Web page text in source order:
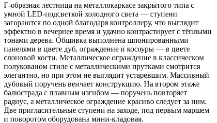
Г-образная лестница на металлокаркасе закрытого типа с
умной LED-подсветкой холодного света — ступени
загораются по одной благодаря контроллеру, что выглядит
эффектно в вечернее время и удачно контрастирует с тёплыми
тонами дерева. Обшивка выполнена шпонированными
панелями в цвете дуб, ограждение и косоуры — в цвете
слоновой кости. Металлическое ограждение в классическом
полукованом стиле с металлическими прутками смотрится
элегантно, но при этом не выглядит устаревшим. Массивный
дубовый поручень венчает конструкцию. На втором этаже
балюстрада с плавным изгибом — поручень повторяет
радиус, а металлическое ограждение красиво следует за ним.
Две пригласительные ступени на заходе, под первым маршем
и поворотом оборудована мини-кладовая.